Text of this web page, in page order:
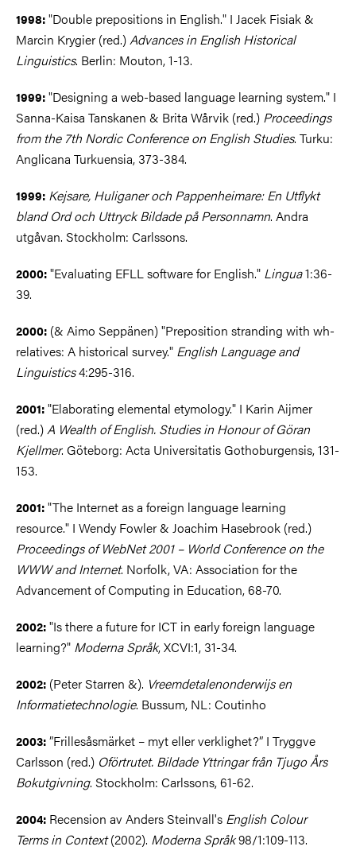
1998:"Double prepositions in English." I Jacek Fisiak &
Marcin Krygier (red.)Advances in English Historical
Linguistics. Berlin: Mouton, 1-13.
1999:"Designing a web-based language learning system." I
Sanna-Kaisa Tanskanen & Brita Wårvik (red.) Proceedings
from the 7th Nordic Conference on English Studies. Turku:
Anglicana Turkuensia, 373-384.
1999: Kejsare, Huliganer och Pappenheimare: En Utflykt
bland Ord och Uttryck Bildade på Personnamn. Andra
utgåvan. Stockholm: Carlssons.
2000:"Evaluating EFLL software for English." Lingua1:36-
39.
2000: (& Aimo Seppänen) "Preposition stranding with wh-
relatives: A historical survey." English Language and
Linguistics4:295-316.
2001:"Elaborating elemental etymology." I Karin Aijmer
(red.)A Wealth of English. Studies in Honour of Göran
Kjellmer. Göteborg: Acta Universitatis Gothoburgensis, 131-
153.
2001:"The Internet as a foreign language learning
resource." I Wendy Fowler & Joachim Hasebrook (red.)
Proceedings of WebNet 2001 – World Conference on the
WWW and Internet. Norfolk, VA: Association for the
Advancement of Computing in Education, 68-70.
2002:"Is there a future for ICT in early foreign language
learning?" Moderna Språk, XCVI:1, 31-34.
2002: (Peter Starren &). Vreemdetalenonderwijs en
Informatietechnologie. Bussum, NL: Coutinho
2003:”Frillesåsmärket – myt eller verklighet?” I Tryggve
Carlsson (red.) Oförtrutet. Bildade Yttringar från Tjugo Års
Bokutgivning. Stockholm: Carlssons, 61-62.
2004: Recension av Anders Steinvall's English Colour
Terms in Context(2002). Moderna Språk98/1:109-113.